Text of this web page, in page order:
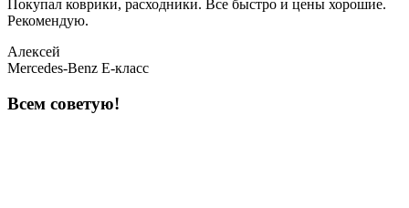
Покупал коврики, расходники. Все быстро и цены хорошие.
Рекомендую.
Алексей
Mercedes-Benz E-класс
Всем советую!